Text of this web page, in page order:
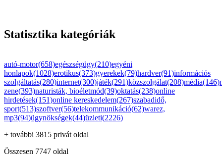
Statisztika kategóriák
autó-motor(658)egészségügy(210)egyéni
honlapok(1028)erotikus(373)gyerekek(79)hardver(91)információs
szolgáltatás(280)internet(300)játék(291)közszolgálat(208)média(146)
zene(393)naturisták, bioéletmód(39)oktatás(238)online
hirdetések(151)online kereskedelem(267)szabadidő,
sport(513)szoftver(56)telekommunikáció(62)warez,
mp3(94)ügynökségek(44)üzleti(2226)
+ további 3815 privát oldal
Összesen 7747 oldal